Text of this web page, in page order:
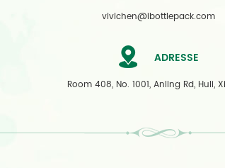
vivichen@ibottlepack.com
ADRESSE
Room 408, No. 1001, Anling Rd, Huli,